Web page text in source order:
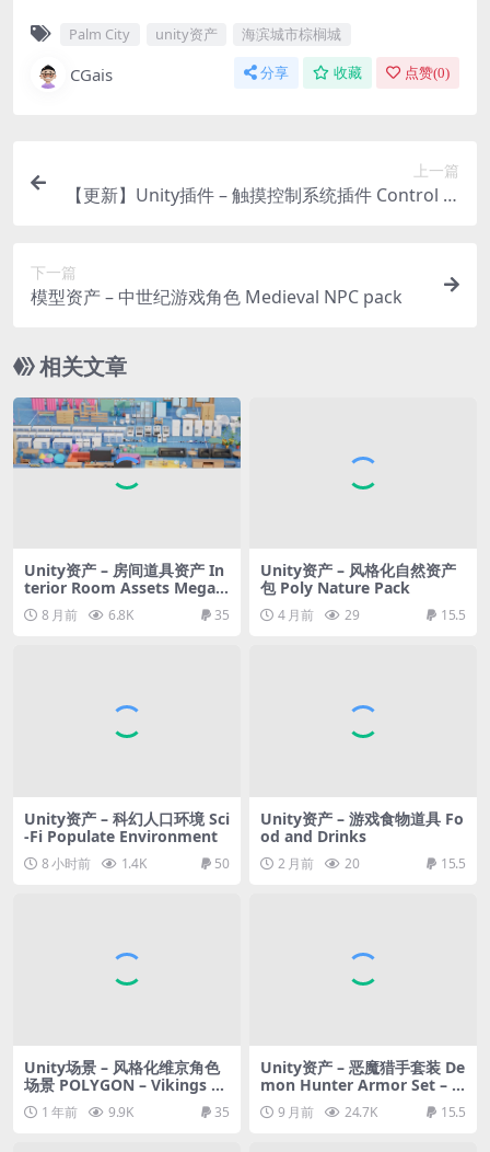
Palm City unity资产 海滨城市棕榈城
CGais 分享 收藏 点赞(0)
上一篇
【更新】Unity插件 – 触摸控制系统插件 Control Fr
下一篇
模型资产 – 中世纪游戏角色 Medieval NPC pack
相关文章
Unity资产 – 房间道具资产 In
terior Room Assets Mega P
ack8 月前 6.8K 35
Unity资产 – 风格化自然资产
包 Poly Nature Pack
4 月前 29 15.5
Unity资产 – 科幻人口环境 Sci
-Fi Populate Environment
8 小时前 1.4K 50
Unity资产 – 游戏食物道具 Fo
od and Drinks
2 月前 20 15.5
Unity场景 – 风格化维京角色
场景 POLYGON – Vikings Pa
ck – Art by Synty
1 年前 9.9K 35
Unity资产 – 恶魔猎手套装 De
mon Hunter Armor Set – S
tylized RPG
9 月前 24.7K 15.5